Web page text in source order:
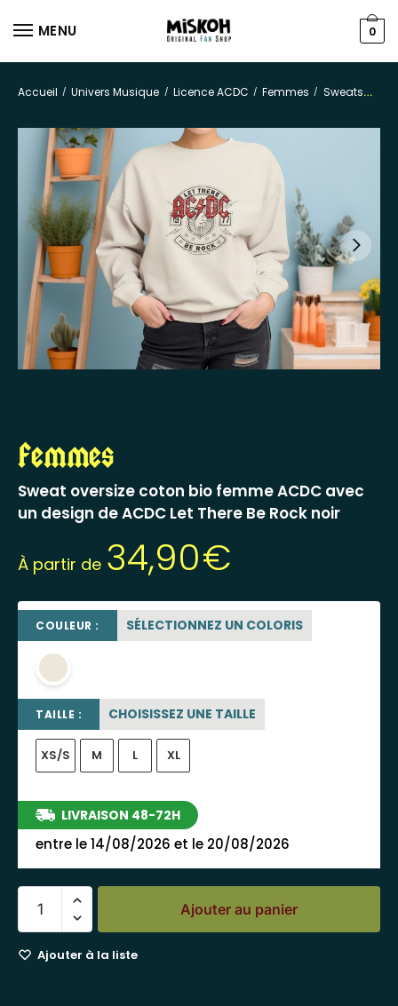
MENU 0
Accueil / Univers Musique / Licence ACDC / Femmes / Sweats
Femmes
Sweat oversize coton bio femme ACDC avec
un design de ACDC Let There Be Rock noir
À partir de 34,90€
COULEUR : SÉLECTIONNEZ UN COLORIS
TAILLE : CHOISISSEZ UNE TAILLE
XS/S M L XL
LIVRAISON 48-72H
entre le 14/08/2026 et le 20/08/2026
Ajouter au panier
Ajouter à la liste